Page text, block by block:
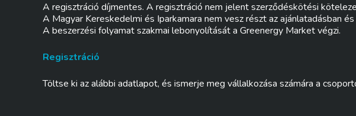
A regisztráció díjmentes. A regisztráció nem jelent szerződéskötési
A Magyar Kereskedelmi és Iparkamara nem vesz részt az ajánlatadásban
A beszerzési folyamat szakmai lebonyolítását a Greenergy Market végzi.
Regisztráció
Töltse ki az alábbi adatlapot, és ismerje meg vállalkozása számára a